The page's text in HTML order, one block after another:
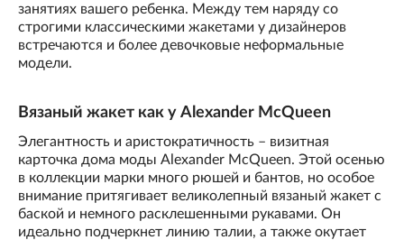
занятиях вашего ребенка. Между тем наряду со
строгими классическими жакетами у дизайнеров
встречаются и более девочковые неформальные
модели.
Вязаный жакет как у Alexander McQueen
Элегантность и аристократичность – визитная
карточка дома моды Alexander McQueen. Этой осенью
в коллекции марки много рюшей и бантов, но особое
внимание притягивает великолепный вязаный жакет с
баской и немного расклешенными рукавами. Он
идеально подчеркнет линию талии, а также окутает